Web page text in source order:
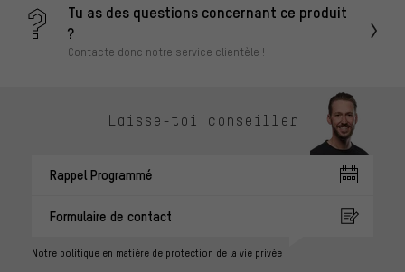
Tu as des questions concernant ce produit
?
Contacte donc notre service clientèle !
Laisse-toi conseiller
Rappel Programmé
Formulaire de contact
Notre politique en matière de protection de la vie privée